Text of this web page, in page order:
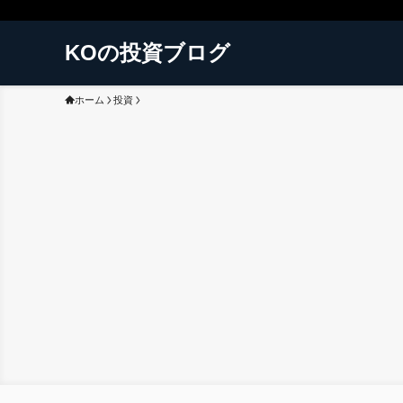
KOの投資ブログ
ホーム 投資